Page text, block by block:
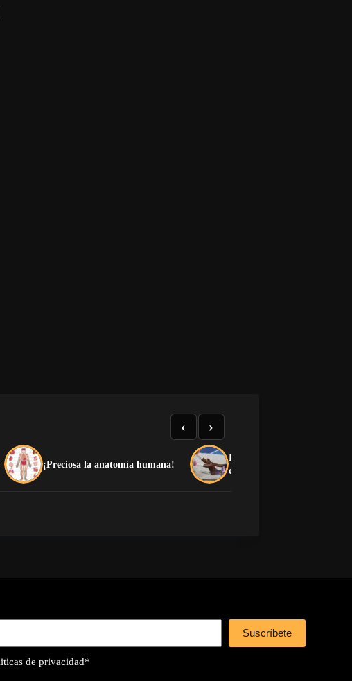
¡Preciosa la anatomía humana!
El medallero que el castrismo
quiere esconder
‹ ›
Suscríbete
de privacidad*